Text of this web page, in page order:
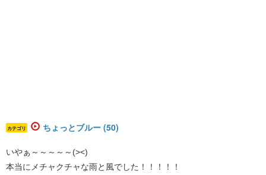
カテゴリ ちょっとブルー (50)
いやぁ～～～～～(><)
本当にメチャクチャな雨と風でした！！！！！